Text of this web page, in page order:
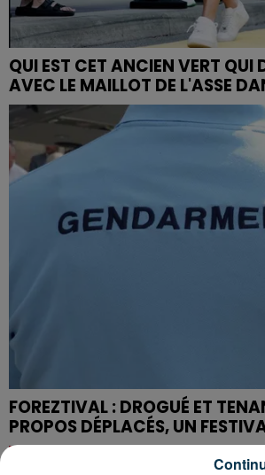
QUI EST CET ANCIEN VERT QUI
AVEC LE MAILLOT DE L'ASSE
FOREZTIVAL : DROGUÉ ET
PROPOS DÉPLACÉS, UN